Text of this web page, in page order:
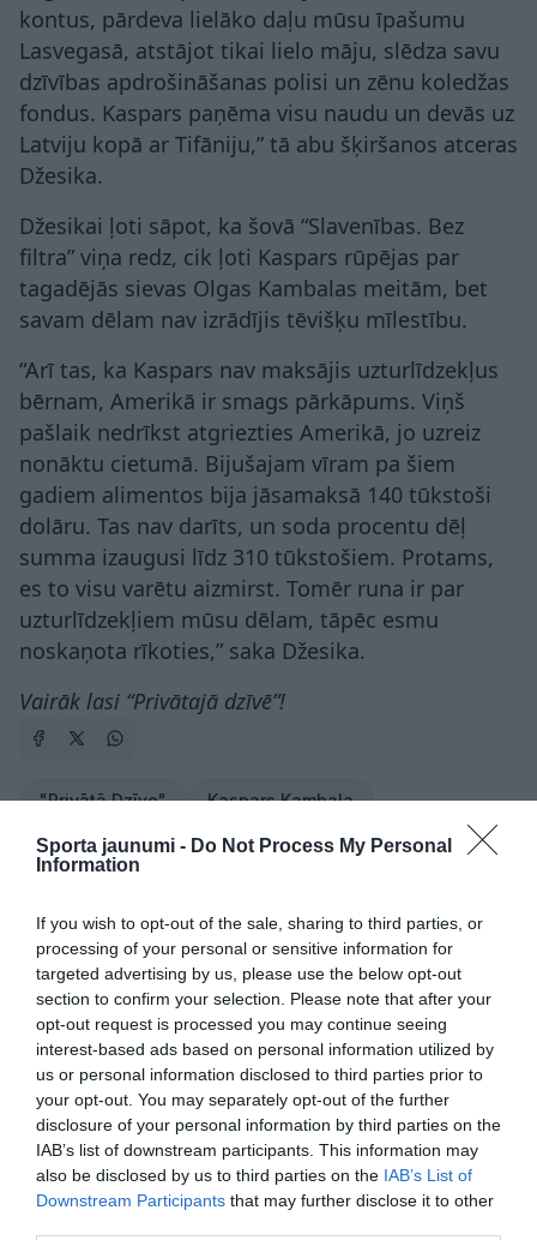
Sporta jaunumi - Do Not Process My Personal
Information
If you wish to opt-out of the sale, sharing to third parties, or
processing of your personal or sensitive information for
targeted advertising by us, please use the below opt-out
section to confirm your selection. Please note that after your
opt-out request is processed you may continue seeing
interest-based ads based on personal information utilized by
us or personal information disclosed to third parties prior to
your opt-out. You may separately opt-out of the further
disclosure of your personal information by third parties on the
IAB’s list of downstream participants. This information may
also be disclosed by us to third parties on the IAB’s List of
Downstream Participants that may further disclose it to other
kontus, pārdeva lielāko daļu mūsu īpašumu
Lasvegasā, atstājot tikai lielo māju, slēdza savu
dzīvības apdrošināšanas polisi un zēnu koledžas
fondus. Kaspars paņēma visu naudu un devās uz
Latviju kopā ar Tifāniju,” tā abu šķiršanos atceras
Džesika.
Džesikai ļoti sāpot, ka šovā “Slavenības. Bez
filtra” viņa redz, cik ļoti Kaspars rūpējas par
tagadējās sievas Olgas Kambalas meitām, bet
savam dēlam nav izrādījis tēvišķu mīlestību.
“Arī tas, ka Kaspars nav maksājis uzturlīdzekļus
bērnam, Amerikā ir smags pārkāpums. Viņš
pašlaik nedrīkst atgriezties Amerikā, jo uzreiz
nonāktu cietumā. Bijušajam vīram pa šiem
gadiem alimentos bija jāsamaksā 140 tūkstoši
dolāru. Tas nav darīts, un soda procentu dēļ
summa izaugusi līdz 310 tūkstošiem. Protams,
es to visu varētu aizmirst. Tomēr runa ir par
uzturlīdzekļiem mūsu dēlam, tāpēc esmu
noskaņota rīkoties,” saka Džesika.
Vairāk lasi “Privātajā dzīvē”!
"Privātā Dzīve" Kaspars Kambala
CITS NO ŠĪS TĒMAS
jaunas detaļas par zādzību dzimtas
mājās
“Man divreiz bija jāiet ar mentiem
pakaļ.” Kaspars Kambala atklāj
patiesību saistībā ar bijušās sievas
Džesikas paustajām apsūdzībām
Porziņģa ekskluzīvais spēkrats
piesaista skatienus – cik tas maksā?